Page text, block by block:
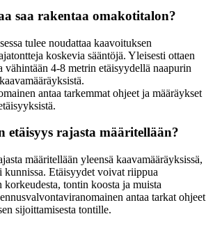
saa rakentaa omakotitalon?
tulee noudattaa kaavoituksen
koskevia sääntöjä. Yleisesti ottaen
vähintään 4-8 metrin etäisyydellä naapurin
antaa tarkemmat ohjeet ja määräykset
etäisyys rajasta määritellään?
määritellään yleensä kaavamääräyksissä,
Etäisyydet voivat riippua
tontin koosta ja muista
antaa tarkat ohjeet
sijoittamisesta tontille.